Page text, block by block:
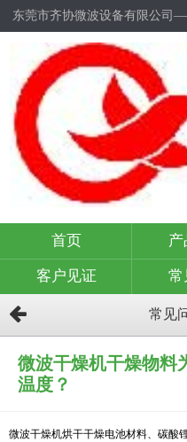
东莞市齐协微波设备有限公司
首页 产
客户见证 常
常见
微波干燥机干燥物料
温度？
微波干燥机烘干干燥电池材料、碳酸